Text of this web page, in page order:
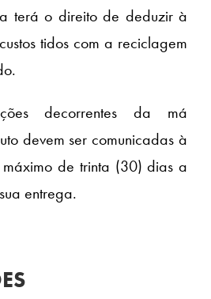
terá o direito de deduzir à
tidos com a reciclagem
decorrentes da má
devem ser comunicadas à
de trinta (30) dias a
entrega.